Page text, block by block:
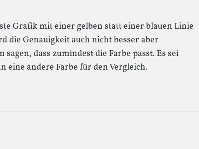
Grafik mit einer gelben statt einer blauen Linie
die Genauigkeit auch nicht besser aber
dass zumindest die Farbe passt. Es sei
eine andere Farbe für den Vergleich.